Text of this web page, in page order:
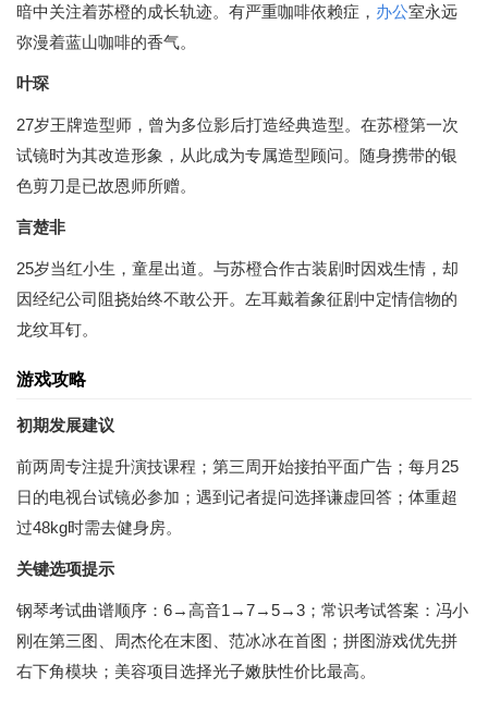
暗中关注着苏橙的成长轨迹。有严重咖啡依赖症， 办公室永远
弥漫着蓝山咖啡的香气。
叶琛
27岁王牌造型师，曾为多位影后打造经典造型。在苏橙第一次
试镜时为其改造形象，从此成为专属造型顾问。随身携带的银
色剪刀是已故恩师所赠。
言楚非
25岁当红小生，童星出道。与苏橙合作古装剧时因戏生情，却
因经纪公司阻挠始终不敢公开。左耳戴着象征剧中定情信物的
龙纹耳钉。
游戏攻略
初期发展建议
前两周专注提升演技课程；第三周开始接拍平面广告；每月25
日的电视台试镜必参加；遇到记者提问选择谦虚回答；体重超
过48kg时需去健身房。
关键选项提示
钢琴考试曲谱顺序：6→高音1→7→5→3；常识考试答案：冯小
刚在第三图、周杰伦在末图、范冰冰在首图；拼图游戏优先拼
右下角模块；美容项目选择光子嫩肤性价比最高。